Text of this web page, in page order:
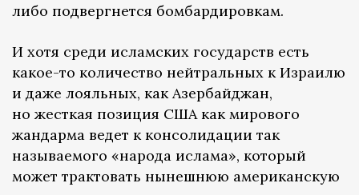
либо подвергнется бомбардировкам.
И хотя среди исламских государств есть
какое-то количество нейтральных к Израилю
и даже лояльных, как Азербайджан,
но жесткая позиция США как мирового
жандарма ведет к консолидации так
называемого «народа ислама», который
может трактовать нынешнюю американскую